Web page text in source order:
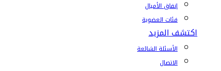
إنفاق الأميال
فئات العضوية
اكتشف المزيد
الأسئلة الشائعة
الاتصال